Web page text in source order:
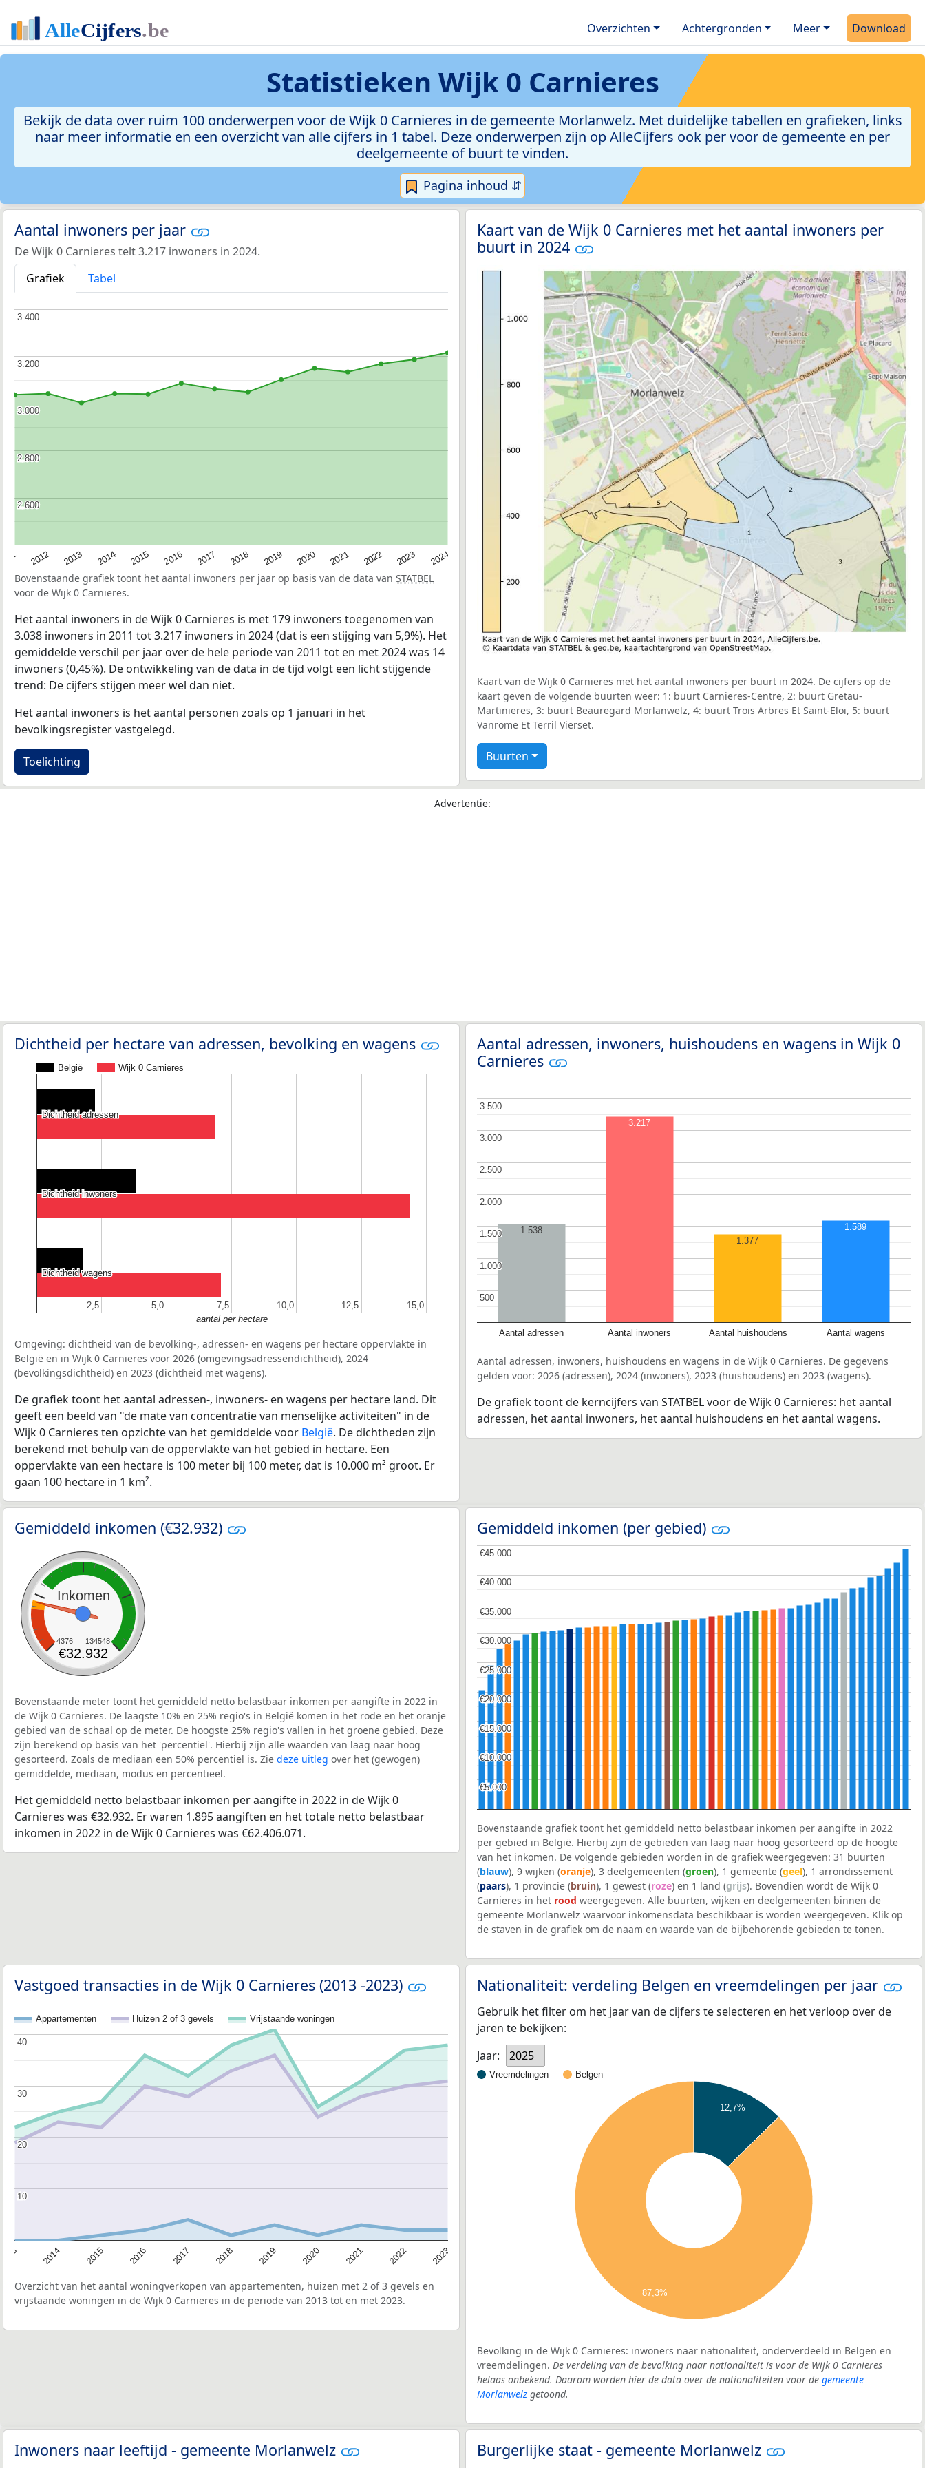
Overzichten Achtergronden Meer Download
Statistieken Wijk 0 Carnieres
Bekijk de data over ruim 100 onderwerpen voor de Wijk 0 Carnieres in de gemeente Morlanwelz. Met duidelijke tabellen en grafieken, links
naar meer informatie en een overzicht van alle cijfers in 1 tabel. Deze onderwerpen zijn op AlleCijfers ook per voor de gemeente en per
deelgemeente of buurt te vinden.
Pagina inhoud ⇵
Aantal inwoners per jaar
De Wijk 0 Carnieres telt 3.217 inwoners in 2024.
Grafiek
Tabel
2012 2013 2014 2015 2016 2017 2018 2019 2020 2021 2022 2023 2024
2.600
2.600
2.800
2.800
3.000
3.000
3.200
3.200
3.400
3.400
Bovenstaande grafiek toont het aantal inwoners per jaar op basis van de data van STATBEL
voor de Wijk 0 Carnieres.
Het aantal inwoners in de Wijk 0 Carnieres is met 179 inwoners toegenomen van
3.038 inwoners in 2011 tot 3.217 inwoners in 2024 (dat is een stijging van 5,9%). Het
gemiddelde verschil per jaar over de hele periode van 2011 tot en met 2024 was 14
inwoners (0,45%). De ontwikkeling van de data in de tijd volgt een licht stijgende
trend: De cijfers stijgen meer wel dan niet.
Het aantal inwoners is het aantal personen zoals op 1 januari in het
bevolkingsregister vastgelegd.
Toelichting
Kaart van de Wijk 0 Carnieres met het aantal inwoners per
buurt in 2024
Kaart van de Wijk 0 Carnieres met het aantal inwoners per buurt in 2024. De cijfers op de
kaart geven de volgende buurten weer: 1: buurt Carnieres-Centre, 2: buurt Gretau-
Martinieres, 3: buurt Beauregard Morlanwelz, 4: buurt Trois Arbres Et Saint-Eloi, 5: buurt
Vanrome Et Terril Vierset.
Buurten
Advertentie:
Dichtheid per hectare van adressen, bevolking en wagens
België Wijk 0 Carnieres
2,5
2,5 5,0
5,0 7,5
7,5 10,0
10,0 12,5
12,5 15,0
15,0
Dichtheid adressen
Dichtheid adressen
Dichtheid inwoners
Dichtheid inwoners
Dichtheid wagens
Dichtheid wagens
aantal per hectare
Omgeving: dichtheid van de bevolking-, adressen- en wagens per hectare oppervlakte in
België en in Wijk 0 Carnieres voor 2026 (omgevingsadressendichtheid), 2024
(bevolkingsdichtheid) en 2023 (dichtheid met wagens).
De grafiek toont het aantal adressen-, inwoners- en wagens per hectare land. Dit
geeft een beeld van "de mate van concentratie van menselijke activiteiten" in de
Wijk 0 Carnieres ten opzichte van het gemiddelde voor België. De dichtheden zijn
berekend met behulp van de oppervlakte van het gebied in hectare. Een
oppervlakte van een hectare is 100 meter bij 100 meter, dat is 10.000 m² groot. Er
gaan 100 hectare in 1 km².
Aantal adressen, inwoners, huishoudens en wagens in Wijk 0
Carnieres
Aantal adressen Aantal inwoners Aantal huishoudens Aantal wagens
500
500
1.000
1.000
1.500
1.500
2.000
2.000
2.500
2.500
3.000
3.000
3.500
3.500
1.538
3.217
1.377
1.589
Aantal adressen, inwoners, huishoudens en wagens in de Wijk 0 Carnieres. De gegevens
gelden voor: 2026 (adressen), 2024 (inwoners), 2023 (huishoudens) en 2023 (wagens).
De grafiek toont de kerncijfers van STATBEL voor de Wijk 0 Carnieres: het aantal
adressen, het aantal inwoners, het aantal huishoudens en het aantal wagens.
Gemiddeld inkomen (€32.932)
Inkomen
4376 134548
€32.932
Bovenstaande meter toont het gemiddeld netto belastbaar inkomen per aangifte in 2022 in
de Wijk 0 Carnieres. De laagste 10% en 25% regio's in België komen in het rode en het oranje
gebied van de schaal op de meter. De hoogste 25% regio's vallen in het groene gebied. Deze
zijn berekend op basis van het 'percentiel'. Hierbij zijn alle waarden van laag naar hoog
gesorteerd. Zoals de mediaan een 50% percentiel is. Zie deze uitleg over het (gewogen)
gemiddelde, mediaan, modus en percentieel.
Het gemiddeld netto belastbaar inkomen per aangifte in 2022 in de Wijk 0
Carnieres was €32.932. Er waren 1.895 aangiften en het totale netto belastbaar
inkomen in 2022 in de Wijk 0 Carnieres was €62.406.071.
Gemiddeld inkomen (per gebied)
€5.000
€5.000
€10.000
€10.000
€15.000
€15.000
€20.000
€20.000
€25.000
€25.000
€30.000
€30.000
€35.000
€35.000
€40.000
€40.000
€45.000
€45.000
Bovenstaande grafiek toont het gemiddeld netto belastbaar inkomen per aangifte in 2022
per gebied in België. Hierbij zijn de gebieden van laag naar hoog gesorteerd op de hoogte
van het inkomen. De volgende gebieden worden in de grafiek weergegeven: 31 buurten
(blauw), 9 wijken (oranje), 3 deelgemeenten (groen), 1 gemeente (geel), 1 arrondissement
(paars), 1 provincie (bruin), 1 gewest (roze) en 1 land (grijs). Bovendien wordt de Wijk 0
Carnieres in het rood weergegeven. Alle buurten, wijken en deelgemeenten binnen de
gemeente Morlanwelz waarvoor inkomensdata beschikbaar is worden weergegeven. Klik op
de staven in de grafiek om de naam en waarde van de bijbehorende gebieden te tonen.
Vastgoed transacties in de Wijk 0 Carnieres (2013 -2023)
Appartementen Huizen 2 of 3 gevels Vrijstaande woningen
2014 2015 2016 2017 2018 2019 2020 2021 2022 2023
10
10
20
20
30
30
40
40
Overzicht van het aantal woningverkopen van appartementen, huizen met 2 of 3 gevels en
vrijstaande woningen in de Wijk 0 Carnieres in de periode van 2013 tot en met 2023.
Nationaliteit: verdeling Belgen en vreemdelingen per jaar
Gebruik het filter om het jaar van de cijfers te selecteren en het verloop over de
jaren te bekijken:
Jaar:
2025
Vreemdelingen Belgen
12,7%
87,3%
Bevolking in de Wijk 0 Carnieres: inwoners naar nationaliteit, onderverdeeld in Belgen en
vreemdelingen. De verdeling van de bevolking naar nationaliteit is voor de Wijk 0 Carnieres
helaas onbekend. Daarom worden hier de data over de nationaliteiten voor de gemeente
Morlanwelz getoond.
Inwoners naar leeftijd - gemeente Morlanwelz Burgerlijke staat - gemeente Morlanwelz